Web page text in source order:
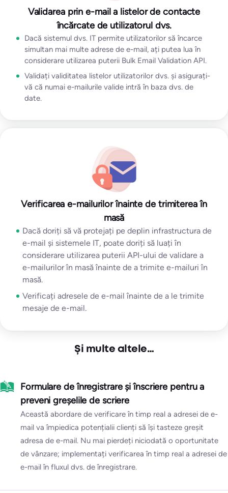
Validarea prin e-mail a listelor de contacte
încărcate de utilizatorul dvs.
Dacă sistemul dvs. IT permite utilizatorilor să încarce
simultan mai multe adrese de e-mail, ați putea lua în
considerare utilizarea puterii Bulk Email Validation API.
Validați validitatea listelor utilizatorilor dvs. și asigurați-
vă că numai e-mailurile valide intră în baza dvs. de
date.
Verificarea e-mailurilor înainte de trimiterea în
masă
Dacă doriți să vă protejați pe deplin infrastructura de
e-mail și sistemele IT, poate doriți să luați în
considerare utilizarea puterii API-ului de validare a
e-mailurilor în masă înainte de a trimite e-mailuri în
masă.
Verificați adresele de e-mail înainte de a le trimite
mesaje de e-mail.
Și multe altele…
Formulare de înregistrare și înscriere pentru a
preveni greșelile de scriere
Această abordare de verificare în timp real a adresei de e-
mail va împiedica potențialii clienți să își tasteze greșit
adresa de e-mail. Nu mai pierdeți niciodată o oportunitate
de vânzare; implementați verificarea în timp real a adresei de
e-mail în fluxul dvs. de înregistrare.